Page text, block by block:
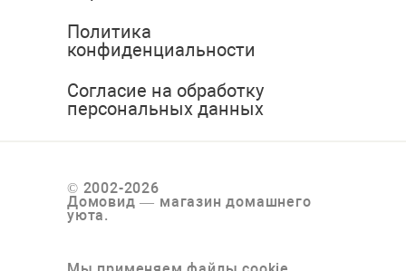
Политика
конфиденциальности
Согласие на обработку
персональных данных
© 2002-2026
Домовид — магазин домашнего
уюта.